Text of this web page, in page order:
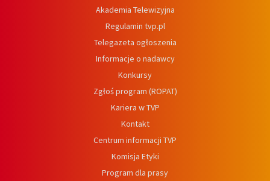
Akademia Telewizyjna
Regulamin tvp.pl
Telegazeta ogłoszenia
Informacje o nadawcy
Konkursy
Zgłoś program (ROPAT)
Kariera w TVP
Kontakt
Centrum informacji TVP
Komisja Etyki
Program dla prasy